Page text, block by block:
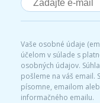
Vaše osobné údaje
účelom v súlade s
osobných údajov.
pošleme na váš email.
písomne, emailom
informačného emailu.